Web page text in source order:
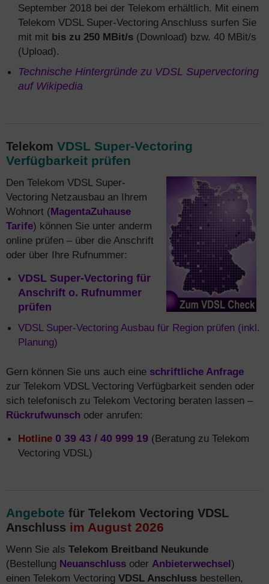
September 2018 bei der Telekom erhältlich. Mit einem
Telekom VDSL Super-Vectoring Anschluss surfen Sie
mit mit bis zu 250 MBit/s (Download) bzw. 40 MBit/s
(Upload).
Technische Hintergründe zu VDSL Supervectoring
auf Wikipedia
Telekom VDSL Super-Vectoring
Verfügbarkeit prüfen
Den Telekom VDSL Super-
Vectoring Netzausbau an Ihrem
Wohnort (MagentaZuhause
Tarife) können Sie unter anderm
online prüfen – über die Anschrift
oder über Ihre Rufnummer:
VDSL Super-Vectoring für
Anschrift o. Rufnummer
prüfen
VDSL Super-Vectoring Ausbau für Region prüfen (inkl.
Planung)
Gern können Sie uns auch eine schriftliche Anfrage
zur Telekom VDSL Vectoring Verfügbarkeit senden oder
sich telefonisch zu Telekom Vectoring beraten lassen –
Rückrufwunsch oder anrufen:
Hotline 0 39 43 / 40 999 19 (Beratung zu Telekom
Vectoring VDSL)
Angebote für Telekom Vectoring VDSL
Anschluss im August 2026
Wenn Sie als Telekom Breitband Neukunde
(Bestellung Neuanschluss oder Anbieterwechsel)
einen Telekom Vectoring VDSL Anschluss bestellen,